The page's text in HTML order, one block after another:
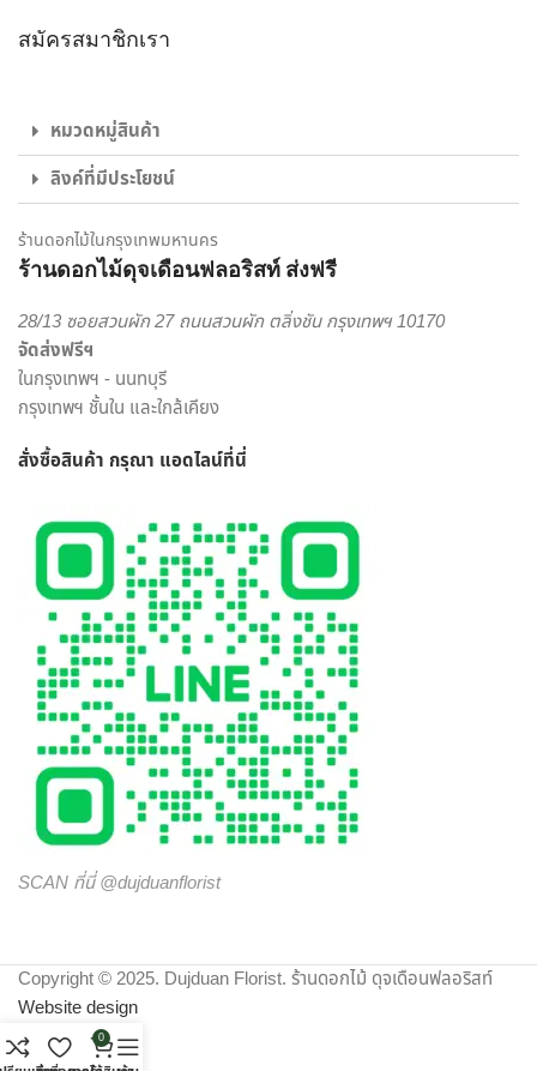
ช่อดอกไม้รับปริญญา ช่อดอกไม้อวยพรวันเกิด, กระเช้าดอกไม้
ไม่ใช่แค่เพียงความความพิถีพิถันในงานรับจัดดอกไม้ เพื่อให้ทุกผล
งานออกมาสวยงามเท่านั้น แต่เรายังใส่ใจในด้านบริการส่งดอกไม้
และส่งของขวัญอีกด้วย พนักงานส่งสินค้าของจากร้านของเรา
เป็นผู้ที่มีความเชี่ยวชาญด้านดอกไม้เป็นพิเศษ สามารถดูแลรักษา
สินค้าให้ถึงมือผู้รับได้อย่างสมบูรณ์ที่สุด เพราะเรา คือ ร้านดอกไม้
สะดวกสบาย ครบครัน ครอบคลุมในแห่งเดียว
เราพร้อมรังสรรค์สินค้าตามความต้องการของคุณ โดยลูกค้า
สามารถเลือกสั่งดอกไม้และรูปแบบการจัดดอกไม้ได้อย่างเต็มที่
ปรึกษาแนะนำเรื่องการส่งของขวัญ ประเภทดอกไม้ เพื่อสร้างความ
หรือวันสำคัญใด นึกถึงงานรับจัดดอกไม้จากมืออาชีพ มาก
ประสบการณ์ ต้องเลือกสั่งดอกไม้ออนไลน์ กับ “ดุจเดือน
ฟลอริสท์” เท่านั้น เราไม่ทำให้คุณผิดหวังแน่นอน
สมัครสมาชิกเรา
หมวดหมู่สินค้า
ลิงค์ที่มีประโยชน์
ร้านดอกไม้ในกรุงเทพมหานคร
ร้านดอกไม้ดุจเดือนฟลอริสท์ ส่งฟรี
28/13 ซอยสวนผัก 27 ถนนสวนผัก ตลิ่งชัน กรุงเทพฯ 10170
จัดส่งฟรีฯ
ในกรุงเทพฯ - นนทบุรี
กรุงเทพฯ ชั้นใน และใกล้เคียง
สั่งซื้อสินค้า กรุณา แอดไลน์ที่นี่
SCAN ที่นี่ @dujduanflorist
Copyright © 2025. Dujduan Florist. ร้านดอกไม้ ดุจเดือนฟลอริสท์
Website design
0